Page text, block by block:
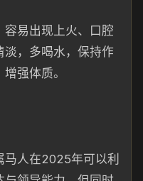
易出现上火、口腔
淡，多喝水，保持作
强体质。
人在2025年可以利